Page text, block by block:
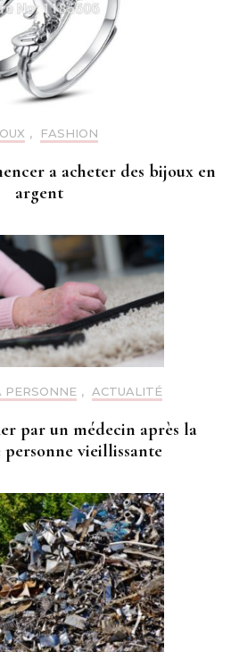
, FASHION
a acheter des bijoux en
argent
PERSONNE , ACTUALITÉ
par un médecin après la
personne vieillissante